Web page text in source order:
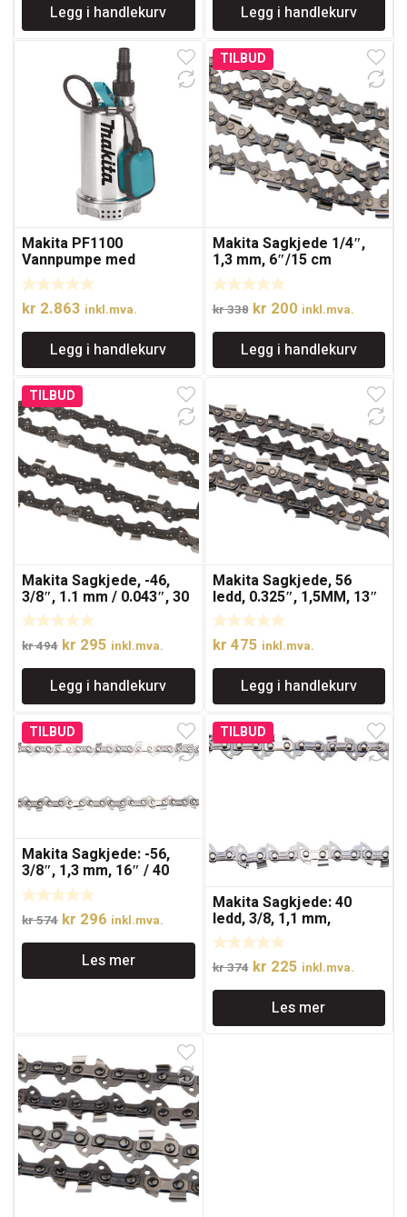
var:
kr 369.
er:
kr 185.
Legg i handlekurv
var:
kr 3.744.
er:
kr 2.246.
Legg i handlekurv
Makita PF1100
Vannpumpe med
kapasitet på 250l/min.
kr 2.863 inkl.mva.
Legg i handlekurv
TILBUD
Makita Sagkjede 1/4″,
1,3 mm, 6″/15 cm
kr338 Opprinnelig
pris
var:
kr 338.
kr 200Nåværende
pris
er:
kr 200.
inkl.mva.
Legg i handlekurv
TILBUD
Makita Sagkjede, -46,
3/8″, 1.1 mm / 0.043″, 30
cm / 12″, 90PX / 291
kr494 Opprinnelig
pris
var:
kr 494.
kr 295 Nåværende
pris
er:
kr 295.
inkl.mva.
Legg i handlekurv
Makita Sagkjede, 56
ledd, 0.325″, 1,5MM, 13″
kr 475 inkl.mva.
Legg i handlekurv
TILBUD
Makita Sagkjede: -56,
3/8″, 1,3 mm, 16″ / 40
cm, 91PX
kr574 Opprinnelig
pris
var:
kr 574.
kr 296 Nåværende
pris
er:
kr 296.
inkl.mva.
Les mer
TILBUD
Makita Sagkjede: 40
ledd, 3/8, 1,1 mm,
10″/250 mm
kr374 Opprinnelig
pris
var:
kr 374.
kr 225Nåværende
pris
er:
kr 225.
inkl.mva.
Les mer